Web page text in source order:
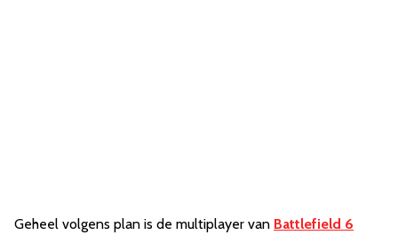
Geheel volgens plan is de multiplayer van Battlefield 6